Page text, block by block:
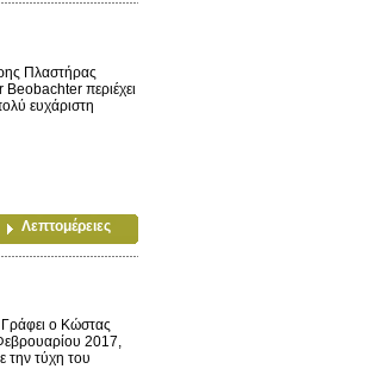
Πλαστήρας
περιέχει
ευχάριστη
Λεπτομέρειες
ο Κώστας
2017,
την τύχη του